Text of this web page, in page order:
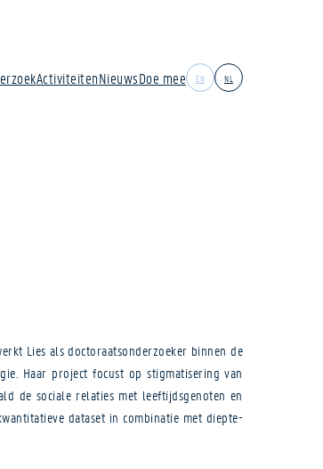
ActiviteitenNieuwsDoe mee EN NL
Lies als doctoraatsonderzoeker binnen de
Haar project focust op stigmatisering van
de sociale relaties met leeftijdsgenoten en
dataset in combinatie met diepte-